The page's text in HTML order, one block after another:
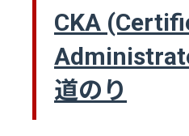
CKA
道のり